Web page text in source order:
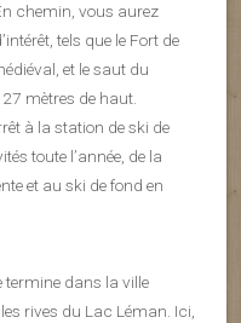
chemin, vous aurez
tels que le Fort de
et le saut du
mètres de haut.
à la station de ski de
toute l’année, de la
et au ski de fond en
termine dans la ville
rives du Lac Léman. Ici,